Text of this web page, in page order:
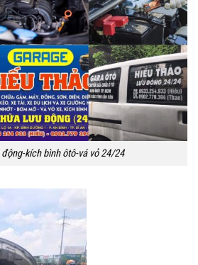
kích bình ôtô-vá vỏ 24/24